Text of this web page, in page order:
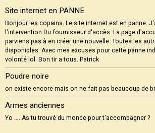
Site internet en PANNE
Bonjour les copains. Le site internet est en panne.
l'intervention Du fournisseur d'accès. La page
parviens pas à en créer une nouvelle. Toutes les
disponibles. Avec mes excuses pour cette panne
volonté lol. Bon tir a tous. Patrick
Poudre noire
on existe encore mais on ne fait pas beaucoup de
Armes anciennes
Yo .... As tu trouvé du monde pour t'accompagner ?